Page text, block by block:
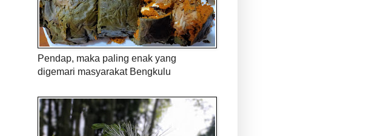
Pendap, maka paling enak yang
digemari masyarakat Bengkulu